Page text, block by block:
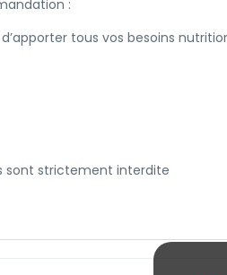
:
tous vos besoins
sont strictement interdite